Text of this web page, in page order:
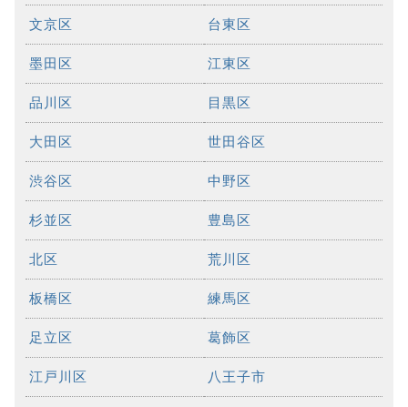
文京区 台東区
墨田区 江東区
品川区 目黒区
大田区 世田谷区
渋谷区 中野区
杉並区 豊島区
北区 荒川区
板橋区 練馬区
足立区 葛飾区
江戸川区 八王子市